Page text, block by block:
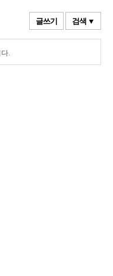
글쓰기 검색 ▼
.